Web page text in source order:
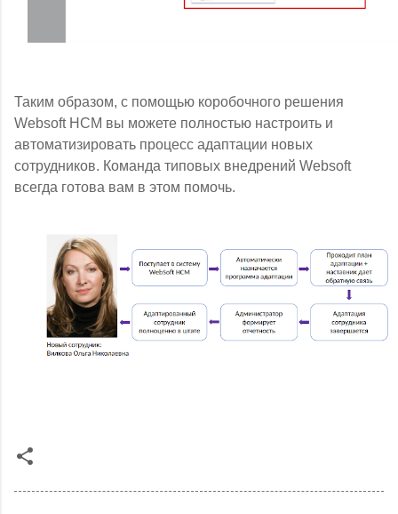
Таким образом, с помощью коробочного решения
Websoft HCM вы можете полностью настроить и
автоматизировать процесс адаптации новых
сотрудников. Команда типовых внедрений Websoft
всегда готова вам в этом помочь.